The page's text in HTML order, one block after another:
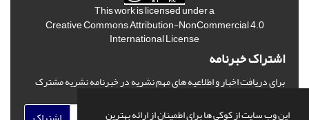
این وب سایت از کوکی ها برای اطمینان از ارائه بهترین
This work is licensed under a
Creative Commons Attribution-NonCommercial 4.0
International License
اشتراک خبرنامه
برای دریافت اخبار و اطلاعیه های مهم نشریه در خبرنامه نشریه مشترک